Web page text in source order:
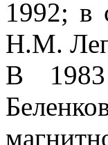
1992; в
Н.М.
В